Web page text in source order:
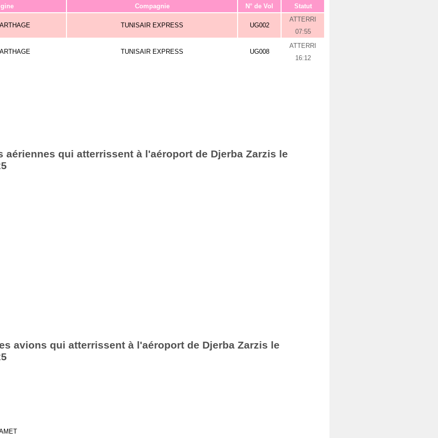
Compagnie N° de Vol Statut
TUNISAIR EXPRESS UG002
ATTERRI
07:55
TUNISAIR EXPRESS UG008
ATTERRI
16:12
aériennes qui atterrissent à l'aéroport de Djerba Zarzis le
avions qui atterrissent à l'aéroport de Djerba Zarzis le